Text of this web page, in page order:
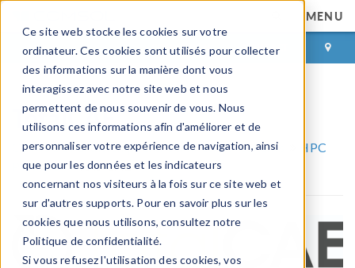
Ce site web stocke les cookies sur votre
ordinateur. Ces cookies sont utilisés pour collecter
des informations sur la manière dont vous
interagissez avec notre site web et nous
permettent de nous souvenir de vous. Nous
utilisons ces informations afin d'améliorer et de
personnaliser votre expérience de navigation, ainsi
que pour les données et les indicateurs
concernant nos visiteurs à la fois sur ce site web et
sur d'autres supports. Pour en savoir plus sur les
cookies que nous utilisons, consultez notre
Politique de confidentialité.
Si vous refusez l'utilisation des cookies, vos
MENU
CONNEXION CONTACT
TotalCAE
COMSOL Partnerships and Certified Consultants
HPC
Partners
TotalCAE